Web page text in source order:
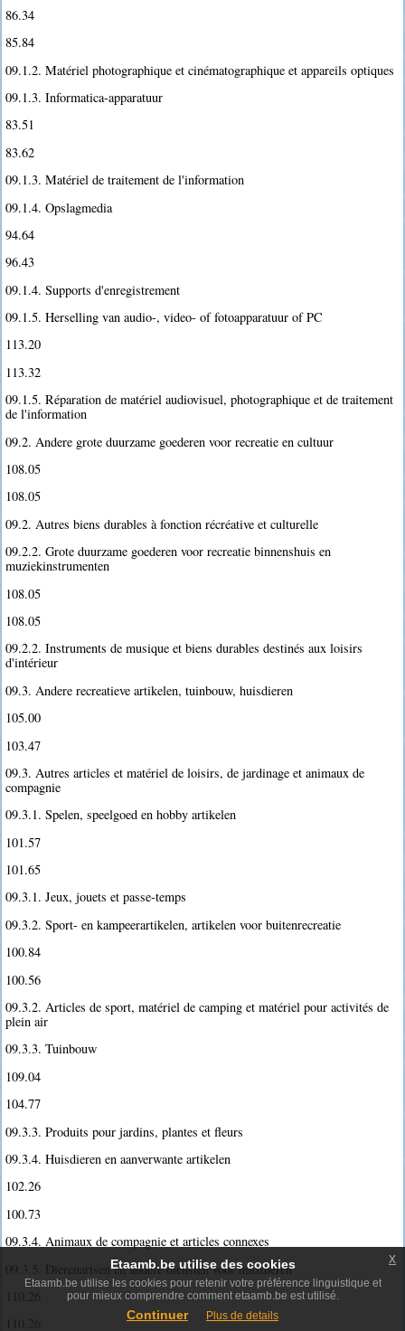
86.34
85.84
09.1.2. Matériel photographique et cinématographique et appareils optiques
09.1.3. Informatica-apparatuur
83.51
83.62
09.1.3. Matériel de traitement de l'information
09.1.4. Opslagmedia
94.64
96.43
09.1.4. Supports d'enregistrement
09.1.5. Herselling van audio-, video- of fotoapparatuur of PC
113.20
113.32
09.1.5. Réparation de matériel audiovisuel, photographique et de traitement
de l'information
09.2. Andere grote duurzame goederen voor recreatie en cultuur
108.05
108.05
09.2. Autres biens durables à fonction récréative et culturelle
09.2.2. Grote duurzame goederen voor recreatie binnenshuis en
muziekinstrumenten
108.05
108.05
09.2.2. Instruments de musique et biens durables destinés aux loisirs
d'intérieur
09.3. Andere recreatieve artikelen, tuinbouw, huisdieren
105.00
103.47
09.3. Autres articles et matériel de loisirs, de jardinage et animaux de
compagnie
09.3.1. Spelen, speelgoed en hobby artikelen
101.57
101.65
09.3.1. Jeux, jouets et passe-temps
09.3.2. Sport- en kampeerartikelen, artikelen voor buitenrecreatie
100.84
100.56
09.3.2. Articles de sport, matériel de camping et matériel pour activités de
plein air
09.3.3. Tuinbouw
109.04
104.77
09.3.3. Produits pour jardins, plantes et fleurs
09.3.4. Huisdieren en aanverwante artikelen
102.26
100.73
09.3.4. Animaux de compagnie et articles connexes
09.3.5. Dierenartsen en andere diensten voor huisdieren
110.26
110.26
Etaamb.be utilise des cookies
Etaamb.be utilise les cookies pour retenir votre préférence linguistique et
pour mieux comprendre comment etaamb.be est utilisé.
Continuer Plus de details
x